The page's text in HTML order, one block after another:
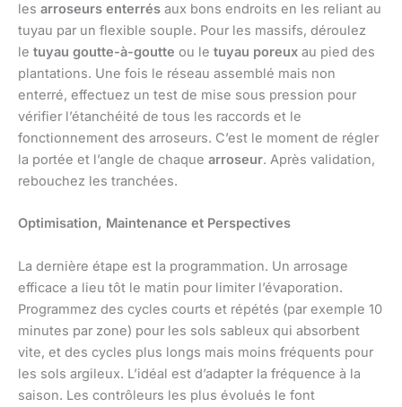
les arroseurs enterrés aux bons endroits en les reliant au
tuyau par un flexible souple. Pour les massifs, déroulez
le tuyau goutte-à-goutte ou le tuyau poreux au pied des
plantations. Une fois le réseau assemblé mais non
enterré, effectuez un test de mise sous pression pour
vérifier l’étanchéité de tous les raccords et le
fonctionnement des arroseurs. C’est le moment de régler
la portée et l’angle de chaque arroseur. Après validation,
rebouchez les tranchées.
Optimisation, Maintenance et Perspectives
La dernière étape est la programmation. Un arrosage
efficace a lieu tôt le matin pour limiter l’évaporation.
Programmez des cycles courts et répétés (par exemple 10
minutes par zone) pour les sols sableux qui absorbent
vite, et des cycles plus longs mais moins fréquents pour
les sols argileux. L’idéal est d’adapter la fréquence à la
saison. Les contrôleurs les plus évolués le font